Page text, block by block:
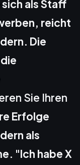
als Staff
reicht
Die
Sie Ihren
Erfolge
als
"Ich habe X